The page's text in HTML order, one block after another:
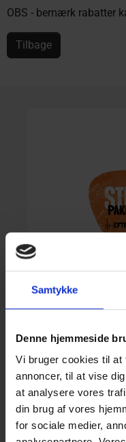
Samtykke
Denne hjemmeside
Vi bruger cookies til at
annoncer, til at vise
at analysere vores
din brug af vores
for sociale medier,
OBS - bemærk rabatter
Tilbage
STUB:Pakken
Køb billet